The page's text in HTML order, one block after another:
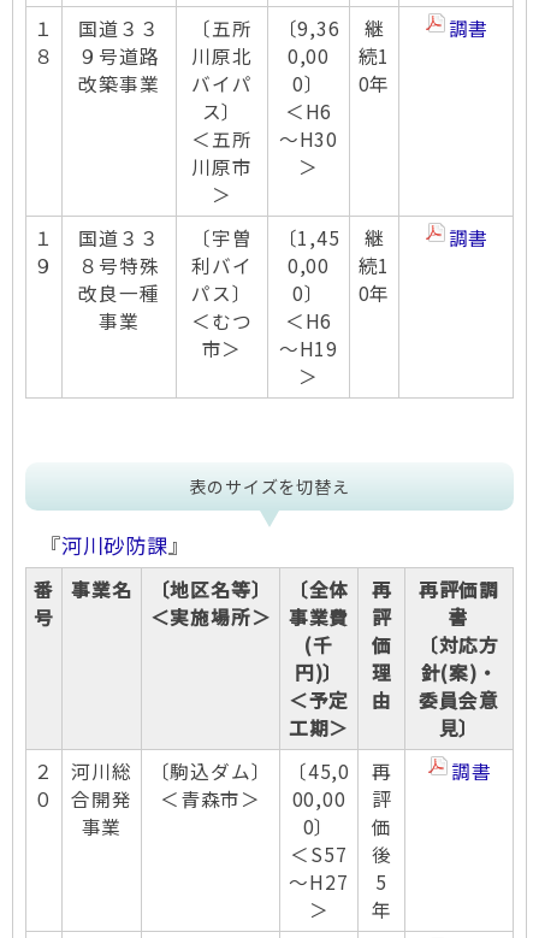
１
８
国道３３
９号道路
改築事業
〔五所
川原北
バイパ
ス〕
＜五所
川原市
＞
〔9,36
0,00
0〕
＜H6
～H30
＞
継
続1
0年
調書
１
９
国道３３
８号特殊
改良一種
事業
〔宇曽
利バイ
パス〕
＜むつ
市＞
〔1,45
0,00
0〕
＜H6
～H19
＞
継
続1
0年
調書
表のサイズを切替え
『河川砂防課』
番
号
事業名
〔地区名等〕
＜実施場所＞
〔全体
事業費
(千
円)〕
＜予定
工期＞
再
評
価
理
由
再評価調
書
〔対応方
針(案)・
委員会意
見〕
２
０
河川総
合開発
事業
〔駒込ダム〕
＜青森市＞
〔45,0
00,00
0〕
＜S57
～H27
＞
再
評
価
後
5
年
調書